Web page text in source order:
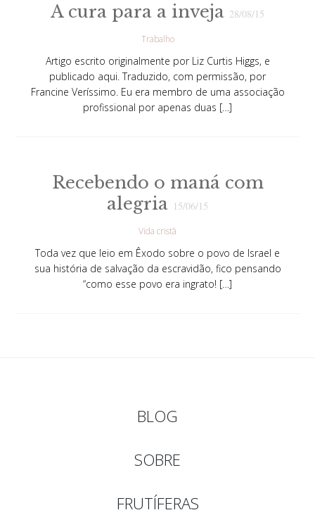
A cura para a inveja 28/08/15
Trabalho
Artigo escrito originalmente por Liz Curtis Higgs, e
publicado aqui. Traduzido, com permissão, por
Francine Veríssimo. Eu era membro de uma associação
profissional por apenas duas […]
Recebendo o maná com
alegria 15/06/15
Vida cristã
Toda vez que leio em Êxodo sobre o povo de Israel e
sua história de salvação da escravidão, fico pensando
“como esse povo era ingrato! […]
BLOG
SOBRE
FRUTÍFERAS